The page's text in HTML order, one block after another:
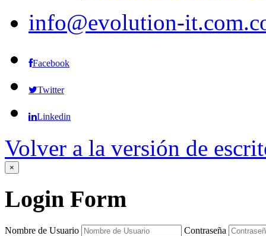
info@evolution-
Facebook
Twitter
Linkedin
Volver a la versión de
×
Login Form
Nombre de Usuario Contraseña